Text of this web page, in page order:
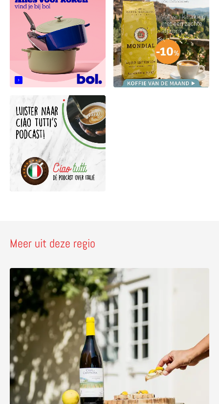
Meer uit deze regio
Lees meer over Culinair Caiazzo – van pizzapelgrims